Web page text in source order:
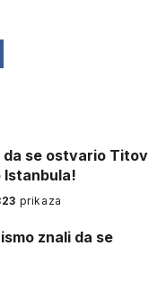
da se ostvario Titov
Istanbula!
prikaza
znali da se